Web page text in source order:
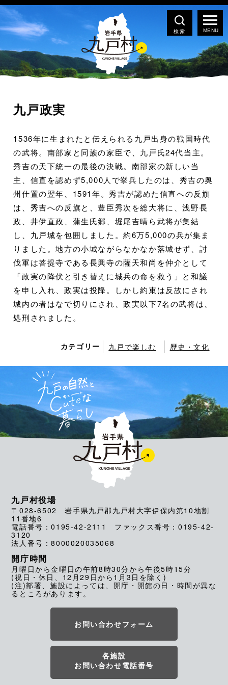
検索
九戸政実
1536年に生まれたと伝えられる九戸出身の戦国時代
の武将。南部家と同族の家臣で、九戸氏24代当主。
秀吉の天下統一の最後の決戦。南部家の新しい当
主、信直を認めず5,000人で挙兵したのは、秀吉の奥
州仕置の翌年、1591年。秀吉が認めた信直への反旗
は、秀吉への反旗と、豊臣秀次を総大将に、浅野長
政、井伊直政、蒲生氏郷、堀尾吉晴ら武将が集結
し、九戸城を包囲しました。約6万5,000の兵が集ま
りました。地方の小城ながらなかなか落城せず、討
伐軍は菩提寺である長興寺の薩天和尚を仲介として
「政実の降伏と引き替えに城兵の命を救う」と和議
を申し入れ、政実は投降。しかし約束は反故にされ
城内の者はなで切りにされ、政実以下7名の武将は、
処刑されました。
カテゴリー 九戸で楽しむ 歴史・文化
九戸村役場
〒028-6502 岩手県九戸郡九戸村大字伊保内第10地割
11番地6
電話番号：0195-42-2111 ファックス番号：0195-42-
3120
法人番号：8000020035068
開庁時間
月曜日から金曜日の午前8時30分から午後5時15分
(祝日・休日、12月29日から1月3日を除く)
(注)部署、施設によっては、開庁・開館の日・時間が異な
るところがあります。
お問い合わせフォーム
各施設
お問い合わせ電話番号